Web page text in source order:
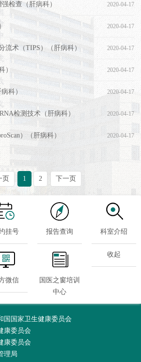
检查（肝病科） 2020-04-17
2020-04-17
流术（TIPS）（肝病科） 2020-04-17
） 2020-04-17
科） 2020-04-17
检测技术（肝病科） 2020-04-17
）（肝病科） 2020-04-17
页 1 2 下一页
挂号 报告查询 科室介绍
微信
国医之窗培训
中心
收起
国国家卫生健康委员会
康委员会
康委员会
理局